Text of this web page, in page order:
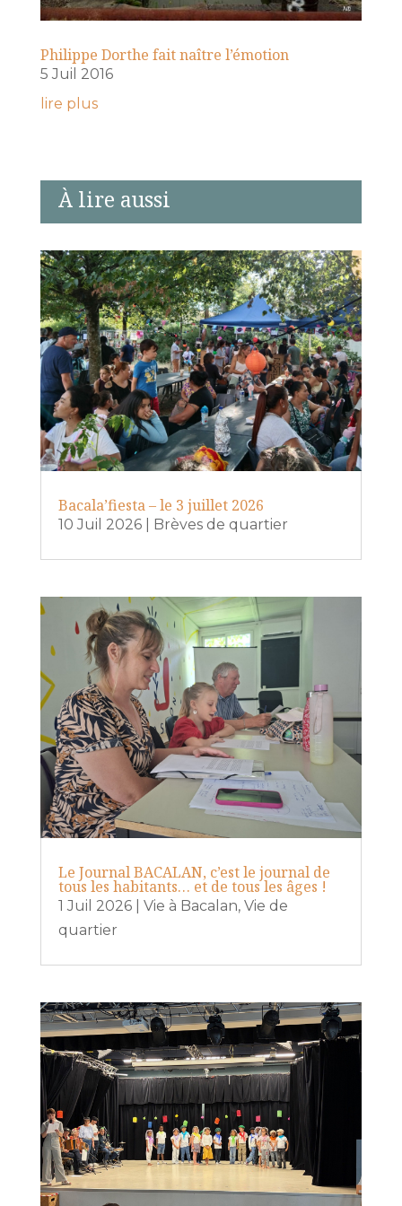
Philippe Dorthe fait naître l’émotion
5 Juil 2016
lire plus
À lire aussi
Bacala’fiesta – le 3 juillet 2026
10 Juil 2026| Brèves de quartier
Le Journal BACALAN, c’est le journal de
tous les habitants… et de tous les âges !
1 Juil 2026| Vie à Bacalan, Vie de
quartier